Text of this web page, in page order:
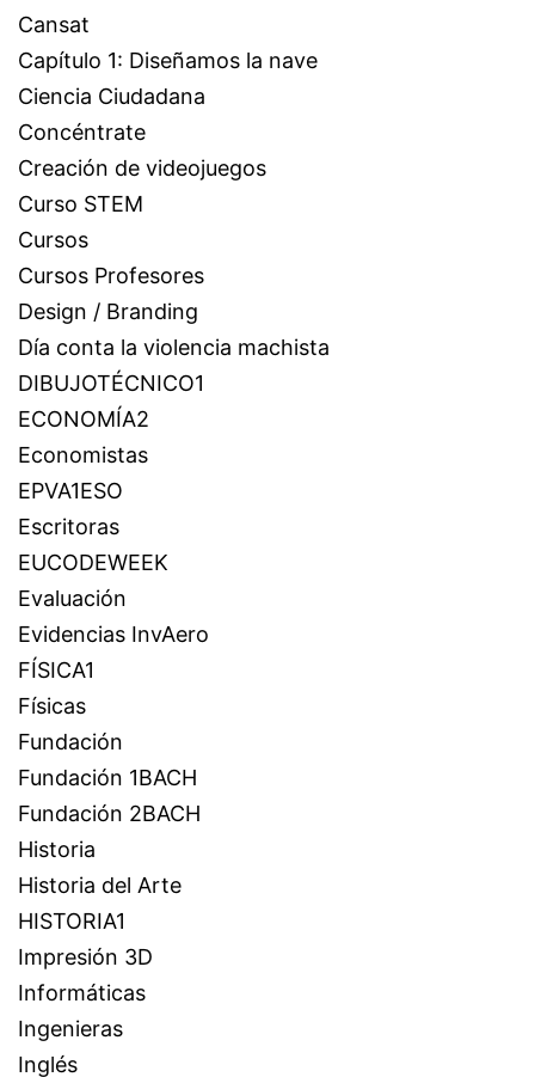
Cansat
Capítulo 1: Diseñamos la nave
Ciencia Ciudadana
Concéntrate
Creación de videojuegos
Curso STEM
Cursos
Cursos Profesores
Design / Branding
Día conta la violencia machista
DIBUJOTÉCNICO1
ECONOMÍA2
Economistas
EPVA1ESO
Escritoras
EUCODEWEEK
Evaluación
Evidencias InvAero
FÍSICA1
Físicas
Fundación
Fundación 1BACH
Fundación 2BACH
Historia
Historia del Arte
HISTORIA1
Impresión 3D
Informáticas
Ingenieras
Inglés